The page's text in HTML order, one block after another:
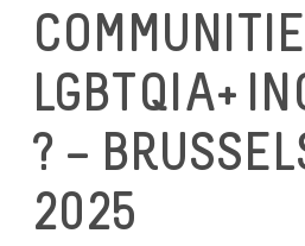
LGBTQIA+
? –
2025